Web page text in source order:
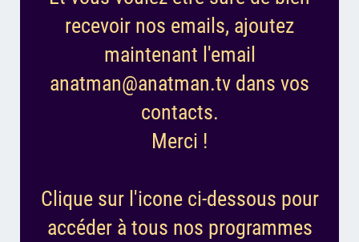
recevoir nos emails, ajoutez
maintenant l'email
anatman@anatman.tv dans vos
contacts.
Merci !
Clique sur l'icone ci-dessous pour
accéder à tous nos programmes